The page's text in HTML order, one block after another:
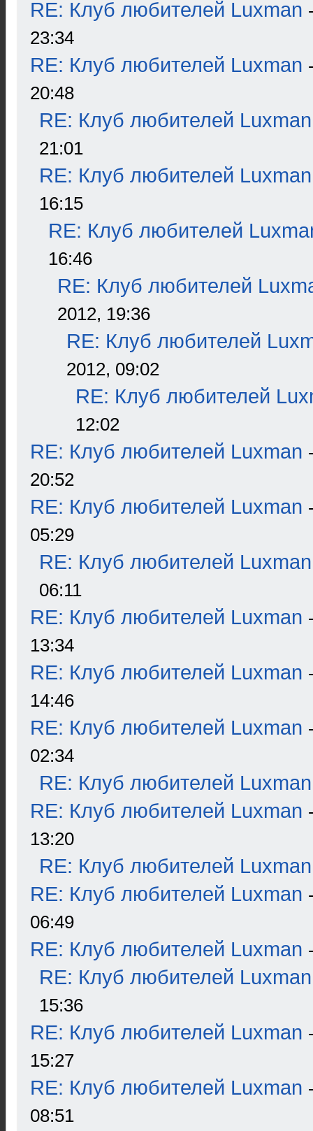
RE: Клуб любителей Luxman
23:34
RE: Клуб любителей Luxman
20:48
RE: Клуб любителей Luxman
21:01
RE: Клуб любителей Luxman
16:15
RE: Клуб любителей
16:46
RE: Клуб любителей
2012, 19:36
RE: Клуб любителей
2012, 09:02
RE: Клуб любителей
12:02
RE: Клуб любителей Luxman
20:52
RE: Клуб любителей Luxman
05:29
RE: Клуб любителей Luxman
06:11
RE: Клуб любителей Luxman
13:34
RE: Клуб любителей Luxman
14:46
RE: Клуб любителей Luxman
02:34
RE: Клуб любителей Luxman
RE: Клуб любителей Luxman
13:20
RE: Клуб любителей Luxman
RE: Клуб любителей Luxman
06:49
RE: Клуб любителей Luxman
RE: Клуб любителей Luxman
15:36
RE: Клуб любителей Luxman
15:27
RE: Клуб любителей Luxman
08:51